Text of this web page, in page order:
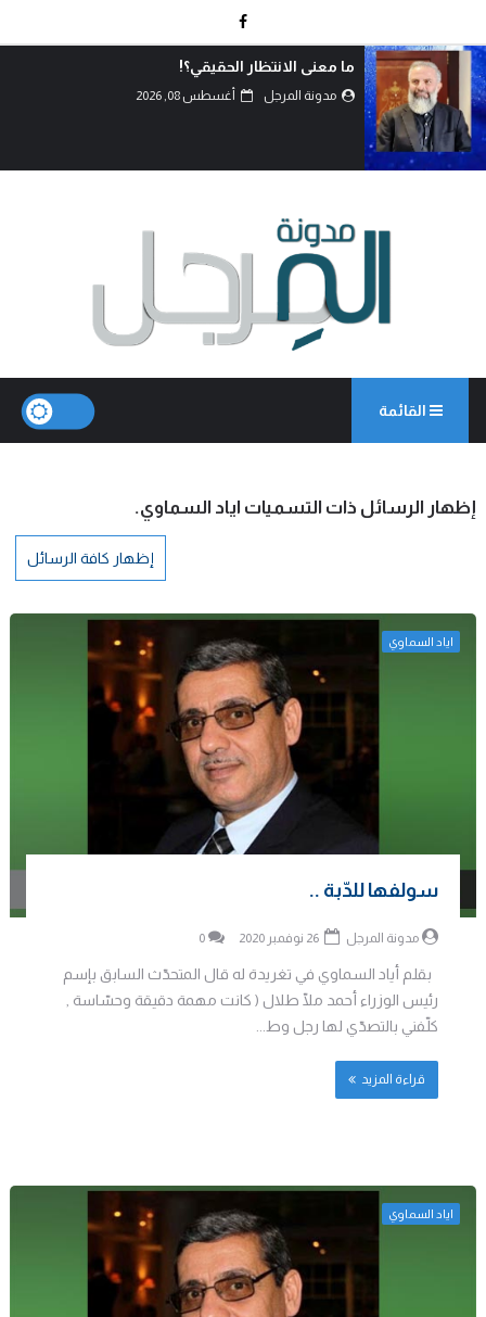
اتفاق الدفاع المشترك… قراءة
القوى.
القائمة
‏إظهار الرسائل ذات التسميات اياد السماوي.
إظهار كافة الرسائل
اياد السماوي
سولفها للدّبة ..
مدونة المرجل 0
بقلم أياد السماوي في تغريدة له قال المتحدّث السابق بإسم
رئيس الوزراء أحمد ملّا طلال ( كانت مهمة دقيقة وحسّاسة ,
كلّفني بالتصدّي لها رجل وط...
قراءة المزيد
اياد السماوي